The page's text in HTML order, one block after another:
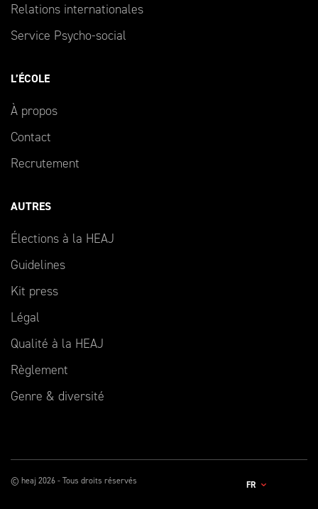
Relations internationales
Service Psycho-social
L’ÉCOLE
À propos
Contact
Recrutement
AUTRES
Élections à la HEAJ
Guidelines
Kit press
Légal
Qualité à la HEAJ
Règlement
Genre & diversité
© heaj 2026 - Tous droits réservés FR